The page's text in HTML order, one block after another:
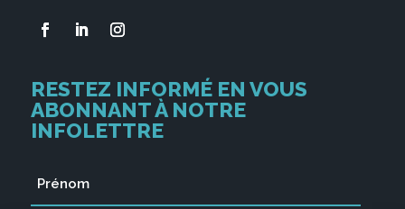
RESTEZ INFORMÉ EN VOUS
ABONNANT À NOTRE
INFOLETTRE